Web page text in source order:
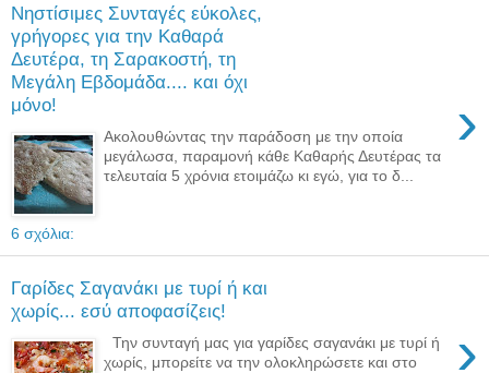
Νηστίσιμες Συνταγές εύκολες,
γρήγορες για την Καθαρά
Δευτέρα, τη Σαρακοστή, τη
Μεγάλη Εβδομάδα.... και όχι
μόνο!
›
Ακολουθώντας την παράδοση με την οποία
μεγάλωσα, παραμονή κάθε Καθαρής Δευτέρας τα
τελευταία 5 χρόνια ετοιμάζω κι εγώ, για το δ...
6 σχόλια:
Γαρίδες Σαγανάκι με τυρί ή και
χωρίς... εσύ αποφασίζεις!
›
Την συνταγή μας για γαρίδες σαγανάκι με τυρί ή
χωρίς, μπορείτε να την ολοκληρώσετε και στο